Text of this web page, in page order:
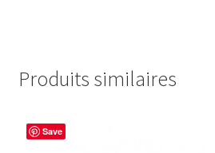
Produits similaires
Save